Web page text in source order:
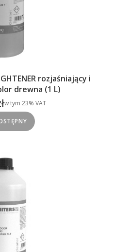
rozjaśniający i
drewna (1 L)
w tym %s VAT
w tym 23% VAT